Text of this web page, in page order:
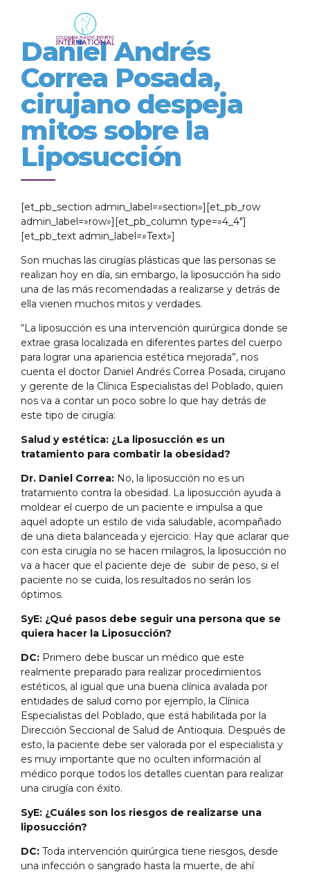
Daniel Andrés
Correa Posada,
cirujano despeja
mitos sobre la
Liposucción
[et_pb_section admin_label=»section»][et_pb_row
admin_label=»row»][et_pb_column type=»4_4″]
[et_pb_text admin_label=»Text»]
Son muchas las cirugías plásticas que las personas se
realizan hoy en día, sin embargo, la liposucción ha sido
una de las más recomendadas a realizarse y detrás de
ella vienen muchos mitos y verdades.
“La liposucción es una intervención quirúrgica donde se
extrae grasa localizada en diferentes partes del cuerpo
para lograr una apariencia estética mejorada”, nos
cuenta el doctor Daniel Andrés Correa Posada, cirujano
y gerente de la Clínica Especialistas del Poblado, quien
nos va a contar un poco sobre lo que hay detrás de
este tipo de cirugía:
Salud y estética: ¿La liposucción es un
tratamiento para combatir la obesidad?
Dr. Daniel Correa: No, la liposucción no es un
tratamiento contra la obesidad. La liposucción ayuda a
moldear el cuerpo de un paciente e impulsa a que
aquel adopte un estilo de vida saludable, acompañado
de una dieta balanceada y ejercicio. Hay que aclarar que
con esta cirugía no se hacen milagros, la liposucción no
va a hacer que el paciente deje de subir de peso, si el
paciente no se cuida, los resultados no serán los
óptimos.
SyE: ¿Qué pasos debe seguir una persona que se
quiera hacer la Liposucción?
DC: Primero debe buscar un médico que este
realmente preparado para realizar procedimientos
estéticos, al igual que una buena clínica avalada por
entidades de salud como por ejemplo, la Clínica
Especialistas del Poblado, que está habilitada por la
Dirección Seccional de Salud de Antioquia. Después de
esto, la paciente debe ser valorada por el especialista y
es muy importante que no oculten información al
médico porque todos los detalles cuentan para realizar
una cirugía con éxito.
SyE: ¿Cuáles son los riesgos de realizarse una
liposucción?
DC: Toda intervención quirúrgica tiene riesgos, desde
una infección o sangrado hasta la muerte, de ahí